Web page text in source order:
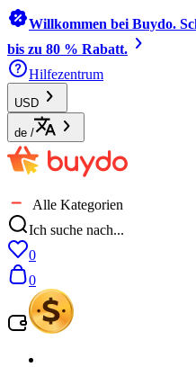
Willkommen bei Buydo.
bis zu 80 % Rabatt.
Hilfezentrum
USD
de /
Alle Kategorien
Ich suche nach...
0
0